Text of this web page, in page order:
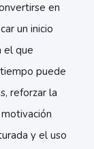
en
un inicio
el que
puede
reforzar la
y el uso